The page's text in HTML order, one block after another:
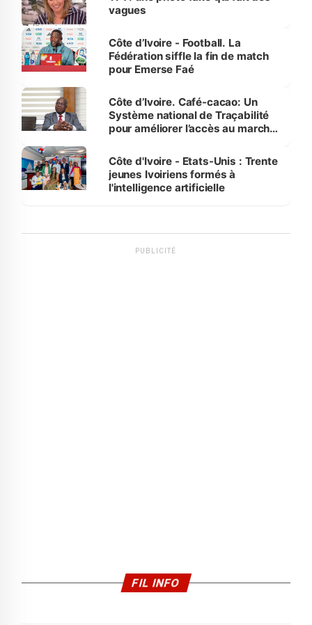
vagues
Côte d’Ivoire - Football. La
Fédération siffle la fin de match
pour Emerse Faé
Côte d’Ivoire. Café-cacao: Un
Système national de Traçabilité
pour améliorer l’accès au marché
Côte d'Ivoire - Etats-Unis : Trente
jeunes Ivoiriens formés à
l'intelligence artificielle
PUBLICITÉ
FIL INFO